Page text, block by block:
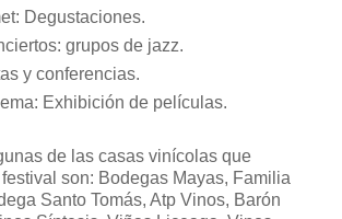
Degustaciones.
grupos de jazz.
y conferencias.
Exhibición de películas.
de las casas vinícolas que
son: Bodegas Mayas, Familia
Santo Tomás, Atp Vinos, Barón